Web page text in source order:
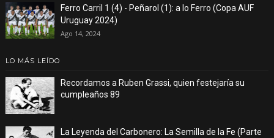
Ferro Carril 1 (4) - Peñarol (1): a lo Ferro (Copa AUF
Uruguay 2024)
Ago 14, 2024
LO MÁS LEÍDO
Recordamos a Ruben Grassi, quien festejaría su
cumpleaños 89
La Leyenda del Carbonero: La Semilla de la Fe (Parte